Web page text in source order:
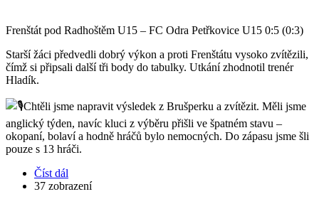
Frenštát pod Radhoštěm U15 – FC Odra Petřkovice U15 0:5 (0:3)
Starší žáci předvedli dobrý výkon a proti Frenštátu vysoko zvítězili,
čímž si připsali další tři body do tabulky. Utkání zhodnotil trenér
Hladík.
Chtěli jsme napravit výsledek z Brušperku a zvítězit. Měli jsme
anglický týden, navíc kluci z výběru přišli ve špatném stavu –
okopaní, bolaví a hodně hráčů bylo nemocných. Do zápasu jsme šli
pouze s 13 hráči.
Číst dál
Starší
37 zobrazení